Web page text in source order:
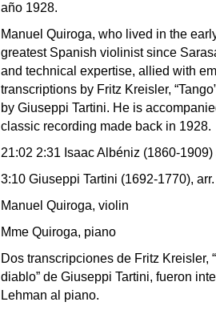
año 1928.
Manuel Quiroga, who lived in the
greatest Spanish violinist since
and technical expertise, allied with
transcriptions by Fritz Kreisler,
by Giuseppi Tartini. He is
classic recording made back in 1928.
21:02 2:31 Isaac Albéniz (1860-
3:10 Giuseppi Tartini (1692-1770), arr.
Manuel Quiroga, violin
Mme Quiroga, piano
Dos transcripciones de Fritz Kreisler,
diablo” de Giuseppi Tartini, fueron
Lehman al piano.